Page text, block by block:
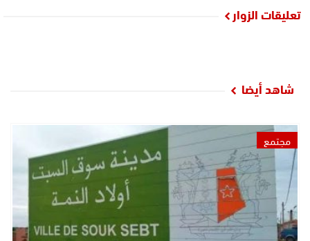
تعليقات الزوار
شاهد أيضا
مجتمع